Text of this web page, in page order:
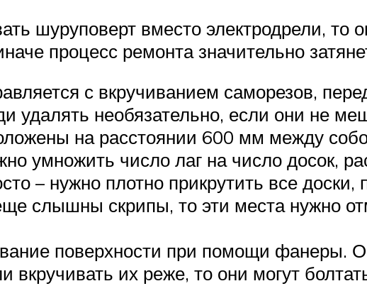
шуруповерт вместо электродрели,
процесс ремонта значительно
с вкручиванием саморезов,
удалять необязательно, если они не
на расстоянии 600 мм между
умножить число лаг на число досок,
– нужно плотно прикрутить все
слышны скрипы, то эти места нужно
поверхности при помощи фанеры.
их реже, то они могут